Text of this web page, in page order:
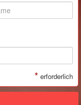
* erforderlich